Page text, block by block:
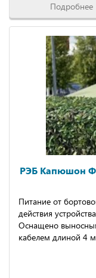
Подробнее
РЭБ Капюшон
Питание от
действия
Оснащено
кабелем длиной 4